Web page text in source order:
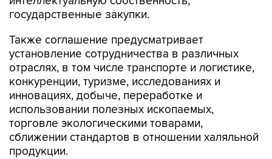
государственные закупки.
Также соглашение предусматривает
установление сотрудничества в различных
отраслях, в том числе транспорте и логистике,
конкуренции, туризме, исследованиях и
инновациях, добыче, переработке и
использовании полезных ископаемых,
торговле экологическими товарами,
сближении стандартов в отношении халяльной
продукции.